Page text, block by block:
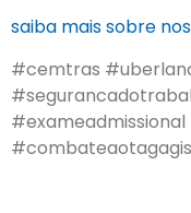
saiba mais sobre
#cemtras